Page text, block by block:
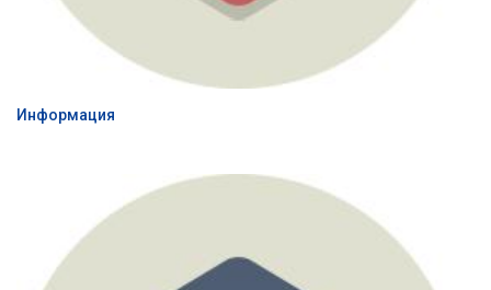
Информация